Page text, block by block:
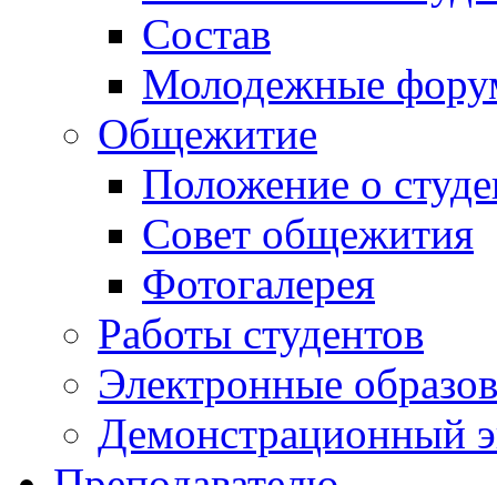
Состав
Молодежные
Общежитие
Положение о
Совет общежития
Фотогалерея
Работы студентов
Электронные
Демонстрационный